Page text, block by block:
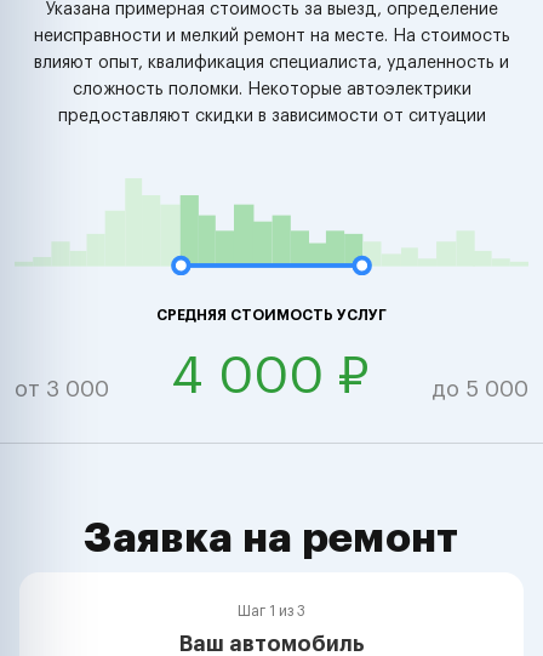
Указана примерная стоимость за выезд, определение
неисправности и мелкий ремонт на месте. На стоимость
влияют опыт, квалификация специалиста, удаленность и
сложность поломки. Некоторые автоэлектрики
предоставляют скидки в зависимости от ситуации
СРЕДНЯЯ СТОИМОСТЬ УСЛУГ
от 3 000 4 000 ₽ до 5 000
Заявка на ремонт
Шаг 1 из 3
Ваш автомобиль